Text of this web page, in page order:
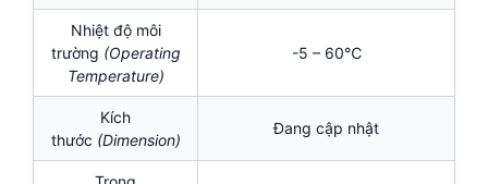
Nhiệt độ môi
trường (Operating
Temperature)
-5 – 60℃
Kích
thước (Dimension)
Đang cập nhật